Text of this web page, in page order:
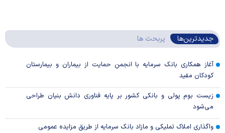
جدیدترین‌ها پربحث ها
آغاز همکاری بانک سرمایه با انجمن حمایت از بیماران و بیمارستان
کودکان مفید
زیست بوم پولی و بانکی کشور بر پایه فناوری دانش بنیان طراحی
می‌شود
واگذاری املاک تملیکی و مازاد بانک سرمایه از طریق مزایده عمومی